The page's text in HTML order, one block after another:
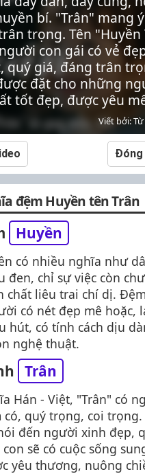
bí. "Trân" mang
trọng. Tên
con gái có vẻ
quý giá, đáng trân
đặt cho những
tốt đẹp, được yêu
Viết bởi:
Đóng
đệm Huyền tên Trân
Huyền
có nhiều nghĩa như
đen, chỉ sự việc còn
chất liêu trai chí dị.
có nét đẹp mê hoặc,
hút, có tính cách dịu
nghệ thuật.
Trân
Hán - Việt, "Trân" có
có, quý trọng, coi trọng.
đến người xinh đẹp,
sẽ có cuộc sống
yêu thương, nuông